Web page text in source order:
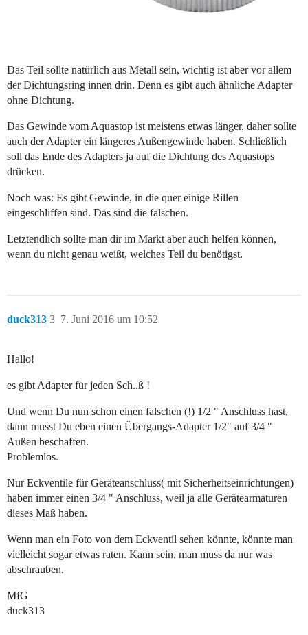
Das Teil sollte natürlich aus Metall sein, wichtig ist aber vor allem
der Dichtungsring innen drin. Denn es gibt auch ähnliche Adapter
ohne Dichtung.
Das Gewinde vom Aquastop ist meistens etwas länger, daher sollte
auch der Adapter ein längeres Außengewinde haben. Schließlich
soll das Ende des Adapters ja auf die Dichtung des Aquastops
drücken.
Noch was: Es gibt Gewinde, in die quer einige Rillen
eingeschliffen sind. Das sind die falschen.
Letztendlich sollte man dir im Markt aber auch helfen können,
wenn du nicht genau weißt, welches Teil du benötigst.
duck313 7. Juni 2016 um 10:52
3
Hallo!
es gibt Adapter für jeden Sch..ß !
Und wenn Du nun schon einen falschen (!) 1/2 " Anschluss hast,
dann musst Du eben einen Übergangs-Adapter 1/2" auf 3/4 "
Außen beschaffen.
Problemlos.
Nur Eckventile für Geräteanschluss( mit Sicherheitseinrichtungen)
haben immer einen 3/4 " Anschluss, weil ja alle Gerätearmaturen
dieses Maß haben.
Wenn man ein Foto von dem Eckventil sehen könnte, könnte man
vielleicht sogar etwas raten. Kann sein, man muss da nur was
abschrauben.
MfG
duck313